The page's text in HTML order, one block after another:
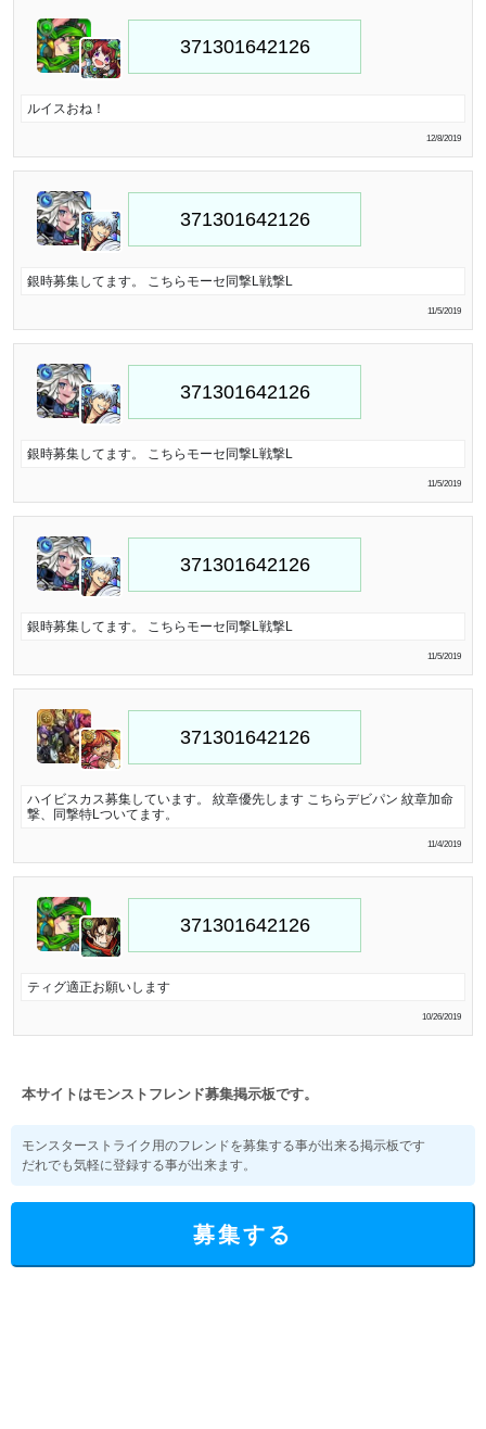
ルイスおね！
12/8/2019
銀時募集してます。 こちらモーセ同撃L戦撃L
11/5/2019
銀時募集してます。 こちらモーセ同撃L戦撃L
11/5/2019
銀時募集してます。 こちらモーセ同撃L戦撃L
11/5/2019
ハイビスカス募集しています。 紋章優先します こちらデビパン 紋章加命
撃、同撃特Lついてます。
11/4/2019
ティグ適正お願いします
10/26/2019
本サイトはモンストフレンド募集掲示板です。
モンスターストライク用のフレンドを募集する事が出来る掲示板です
だれでも気軽に登録する事が出来ます。
募集する